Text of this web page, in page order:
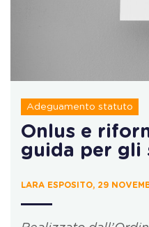
Adeguamento statuto
Onlus e
guida per gli
LARA ESPOSITO, 29